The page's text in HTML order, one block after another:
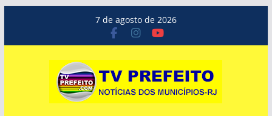
o
7 de agosto de 2026